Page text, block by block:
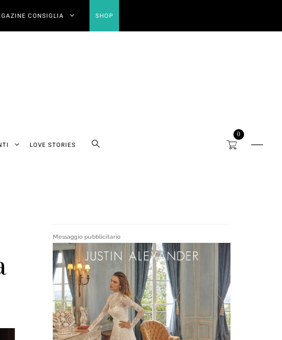
CONSIGLIA SHOP
LOVE STORIES
0
Messaggio pubblicitario